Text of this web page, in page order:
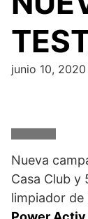
junio 10, 2020
Nueva
Casa Club y
limpiador de